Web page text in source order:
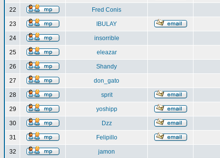
22 Fred Conis
23 IBULAY
24 insorrible
25 eleazar
26 Shandy
27 don_gato
28 sprit
29 yoshipp
30 Dzz
31 Felipillo
32 jamon